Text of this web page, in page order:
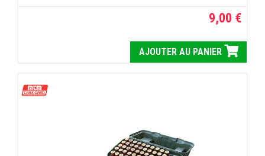
9,00 €
AJOUTER AU PANIER